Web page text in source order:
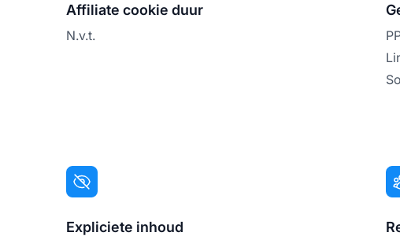
Affiliate cookie duur
N.v.t.
Expliciete inhoud